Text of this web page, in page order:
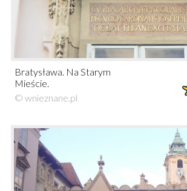
Bratysława. Na Starym
Mieście.
© wnieznane.pl